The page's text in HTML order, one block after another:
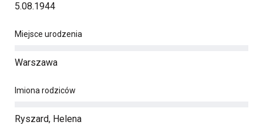
5.08.1944
Miejsce urodzenia
Warszawa
Imiona rodziców
Ryszard, Helena